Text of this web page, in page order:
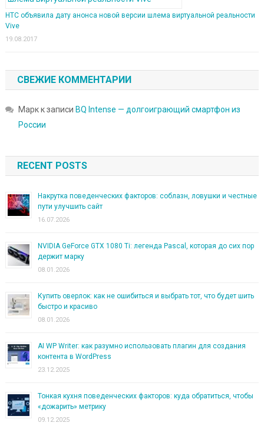
HTC объявила дату анонса новой версии шлема виртуальной реальности
Vive
19.08.2017
СВЕЖИЕ КОММЕНТАРИИ
Маркк записи BQ Intense — долгоиграющий смартфон из
России
RECENT POSTS
Накрутка поведенческих факторов: соблазн, ловушки и честные
пути улучшить сайт
16.07.2026
NVIDIA GeForce GTX 1080 Ti: легенда Pascal, которая до сих пор
держит марку
08.01.2026
Купить оверлок: как не ошибиться и выбрать тот, что будет шить
быстро и красиво
08.01.2026
AI WP Writer: как разумно использовать плагин для создания
контента в WordPress
23.12.2025
Тонкая кухня поведенческих факторов: куда обратиться, чтобы
«дожарить» метрику
09.12.2025